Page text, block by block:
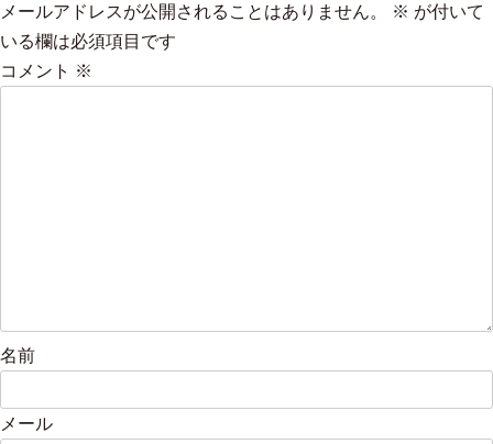
メールアドレスが公開されることはありません。 ※ が付いて
いる欄は必須項目です
コメント ※
名前
メール